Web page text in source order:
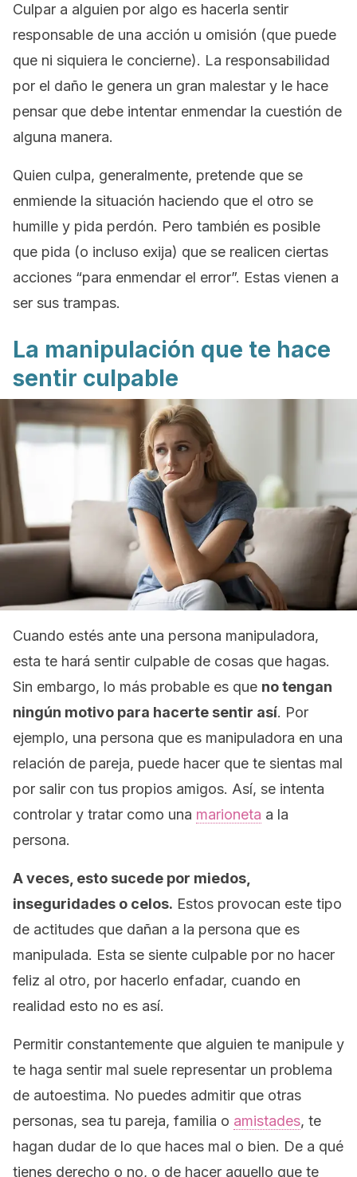
Culpar a alguien por algo es hacerla sentir
responsable de una acción u omisión (que puede
que ni siquiera le concierne). La responsabilidad
por el daño le genera un gran malestar y le hace
pensar que debe intentar enmendar la cuestión de
alguna manera.
Quien culpa, generalmente, pretende que se
enmiende la situación haciendo que el otro se
humille y pida perdón. Pero también es posible
que pida (o incluso exija) que se realicen ciertas
acciones “para enmendar el error”. Estas vienen a
ser sus trampas.
La manipulación que te hace
sentir culpable
Cuando estés ante una persona manipuladora,
esta te hará sentir culpable de cosas que hagas.
Sin embargo, lo más probable es que no tengan
ningún motivo para hacerte sentir así. Por
ejemplo, una persona que es manipuladora en una
relación de pareja, puede hacer que te sientas mal
por salir con tus propios amigos. Así, se intenta
controlar y tratar como una marioneta a la
persona.
A veces, esto sucede por miedos,
inseguridades o celos. Estos provocan este tipo
de actitudes que dañan a la persona que es
manipulada. Esta se siente culpable por no hacer
feliz al otro, por hacerlo enfadar, cuando en
realidad esto no es así.
Permitir constantemente que alguien te manipule y
te haga sentir mal suele representar un problema
de autoestima. No puedes admitir que otras
personas, sea tu pareja, familia o amistades, te
hagan dudar de lo que haces mal o bien. De a qué
tienes derecho o no, o de hacer aquello que te